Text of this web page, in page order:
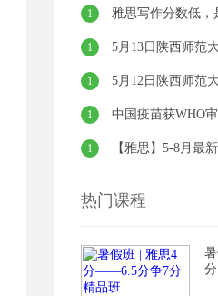
1 雅思写作分数低，是因
1 5月13日陕西师范大学雅
1 5月12日陕西师范大学雅
1 中国疫苗获WHO审批！学生
1 【雅思】5-8月最新
热门课程